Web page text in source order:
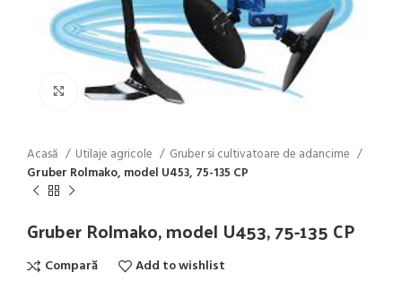
Click to enlarge
Acasă Utilaje agricole
Gruber si cultivatoare de adancime
Gruber Rolmako, model U453, 75-135 CP
Gruber Rolmako, model U453, 75-135 CP
Compară Add to wishlist